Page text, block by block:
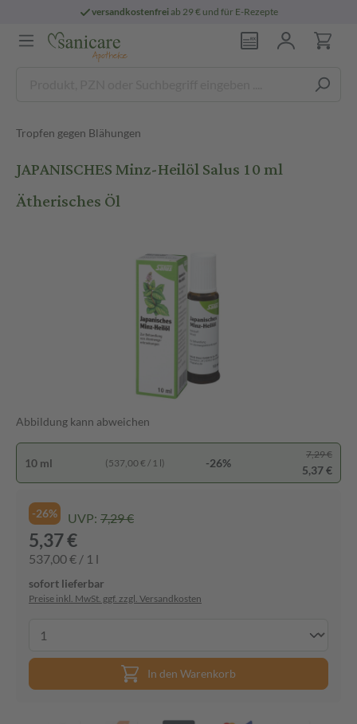
versandkostenfreiab 29 € und für E-Rezepte
Tropfen gegen Blähungen
JAPANISCHES Minz-Heilöl Salus 10 ml
Ätherisches Öl
Abbildung kann abweichen
10 ml (537,00 € / 1 l) -26%
7,29 €
5,37 €
-26% UVP: 7,29 €
5,37 €
537,00 € / 1 l
sofort lieferbar
Preise inkl. MwSt. ggf. zzgl. Versandkosten
In den Warenkorb